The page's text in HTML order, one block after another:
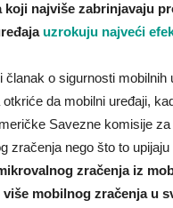
koji najviše zabrinjavaju
uzrokuju najveći
članak o sigurnosti mobilnih
otkriće da mobilni uređaji,
Savezne komisije
zračenja nego što to upijaju
zračenja iz
mobilnog zračenja u